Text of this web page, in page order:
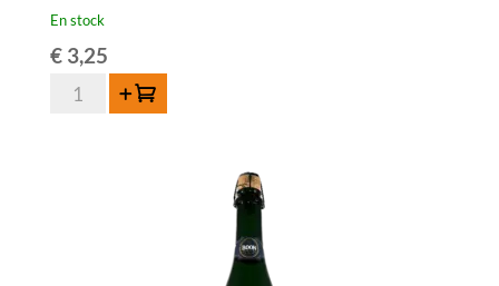
En stock
€3,25
quantité
Ajouter au panier